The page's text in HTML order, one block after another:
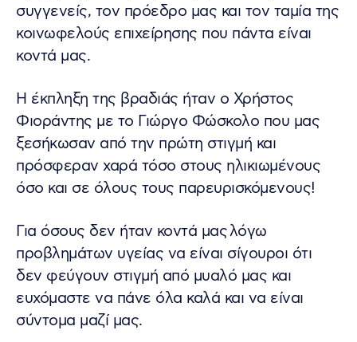
συγγενείς, τον πρόεδρο μας και τον ταμία της
κοινωφελούς επιχείρησης που πάντα είναι
κοντά μας.
Η έκπληξη της βραδιάς ήταν ο Χρήστος
Φιοράντης με το Γιώργο Φώσκολο που μας
ξεσήκωσαν από την πρώτη στιγμή και
πρόσφεραν χαρά τόσο στους ηλικιωμένους
όσο και σε όλους τους παρευρισκόμενους!
Για όσους δεν ήταν κοντά μας λόγω
προβλημάτων υγείας να είναι σίγουροι ότι
δεν φεύγουν στιγμή από μυαλό μας και
ευχόμαστε να πάνε όλα καλά και να είναι
σύντομα μαζί μας.